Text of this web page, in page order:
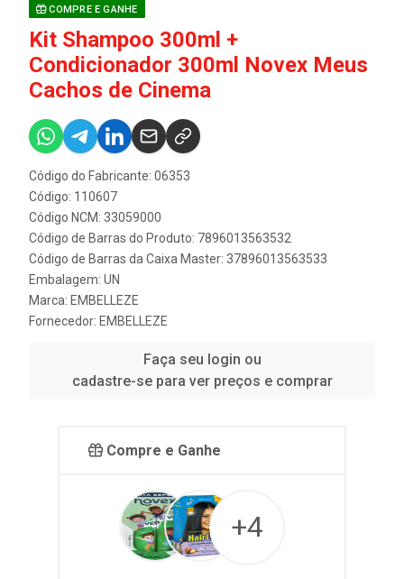
COMPRE E GANHE
Kit Shampoo 300ml +
Condicionador 300ml Novex Meus
Cachos de Cinema
Código do Fabricante: 06353
Código: 110607
Código NCM: 33059000
Código de Barras do Produto: 7896013563532
Código de Barras da Caixa Master: 37896013563533
Embalagem: UN
Marca: EMBELLEZE
Fornecedor: EMBELLEZE
Faça seu login ou
cadastre-se para ver preços e comprar
Compre e Ganhe
+4